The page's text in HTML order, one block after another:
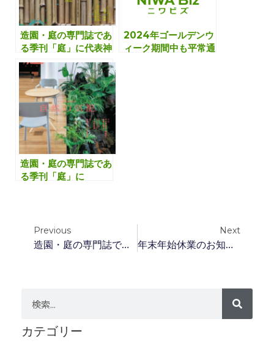
造園・庭の専門誌であ
る季刊「庭」に代表神
保がインタビュー取材
を受けました
2024年ゴールデンウ
ィーク期間中も平常通
造園・庭の専門誌であ
る季刊「庭」に
Previous
造園・庭の専門誌である季刊「庭」にNIWA Biz紹介記事が掲載されました
Next
年末年始休業のお知らせ
カテゴリー